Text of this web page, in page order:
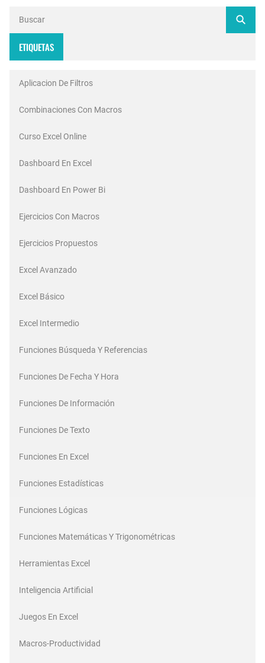
ETIQUETAS
Aplicacion De Filtros
Combinaciones Con Macros
Curso Excel Online
Dashboard En Excel
Dashboard En Power Bi
Ejercicios Con Macros
Ejercicios Propuestos
Excel Avanzado
Excel Básico
Excel Intermedio
Funciones Búsqueda Y Referencias
Funciones De Fecha Y Hora
Funciones De Información
Funciones De Texto
Funciones En Excel
Funciones Estadísticas
Funciones Lógicas
Funciones Matemáticas Y Trigonométricas
Herramientas Excel
Inteligencia Artificial
Juegos En Excel
Macros-Productividad